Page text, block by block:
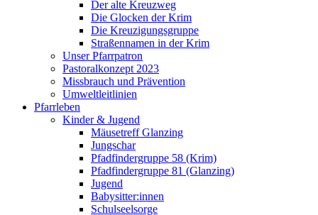
Der alte Kreuzweg
Die Glocken der Krim
Die Kreuzigungsgruppe
Straßennamen in der Krim
Unser Pfarrpatron
Pastoralkonzept 2023
Missbrauch und Prävention
Umweltleitlinien
Pfarrleben
Kinder & Jugend
Mäusetreff Glanzing
Jungschar
Pfadfindergruppe 58 (Krim)
Pfadfindergruppe 81 (Glanzing)
Jugend
Babysitter:innen
Schulseelsorge